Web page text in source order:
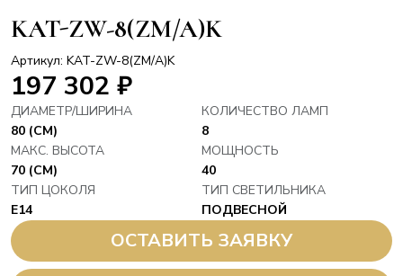
KAT-ZW-8(ZM/A)K
Артикул: KAT-ZW-8(ZM/A)K
197 302 ₽
ДИАМЕТР/ШИРИНА
80 (СМ)
КОЛИЧЕСТВО ЛАМП
8
МАКС. ВЫСОТА
70 (СМ)
МОЩНОСТЬ
40
ТИП ЦОКОЛЯ
E14
ТИП СВЕТИЛЬНИКА
ПОДВЕСНОЙ
ОСТАВИТЬ ЗАЯВКУ